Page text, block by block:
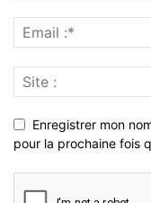
Enregistrer mon
pour la prochaine fois